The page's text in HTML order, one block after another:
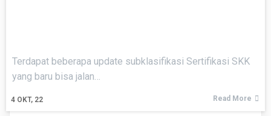
4 OKT, 22
Terdapat beberapa update subklasifikasi Sertifikasi SKK
yang baru bisa jalan…
Read More